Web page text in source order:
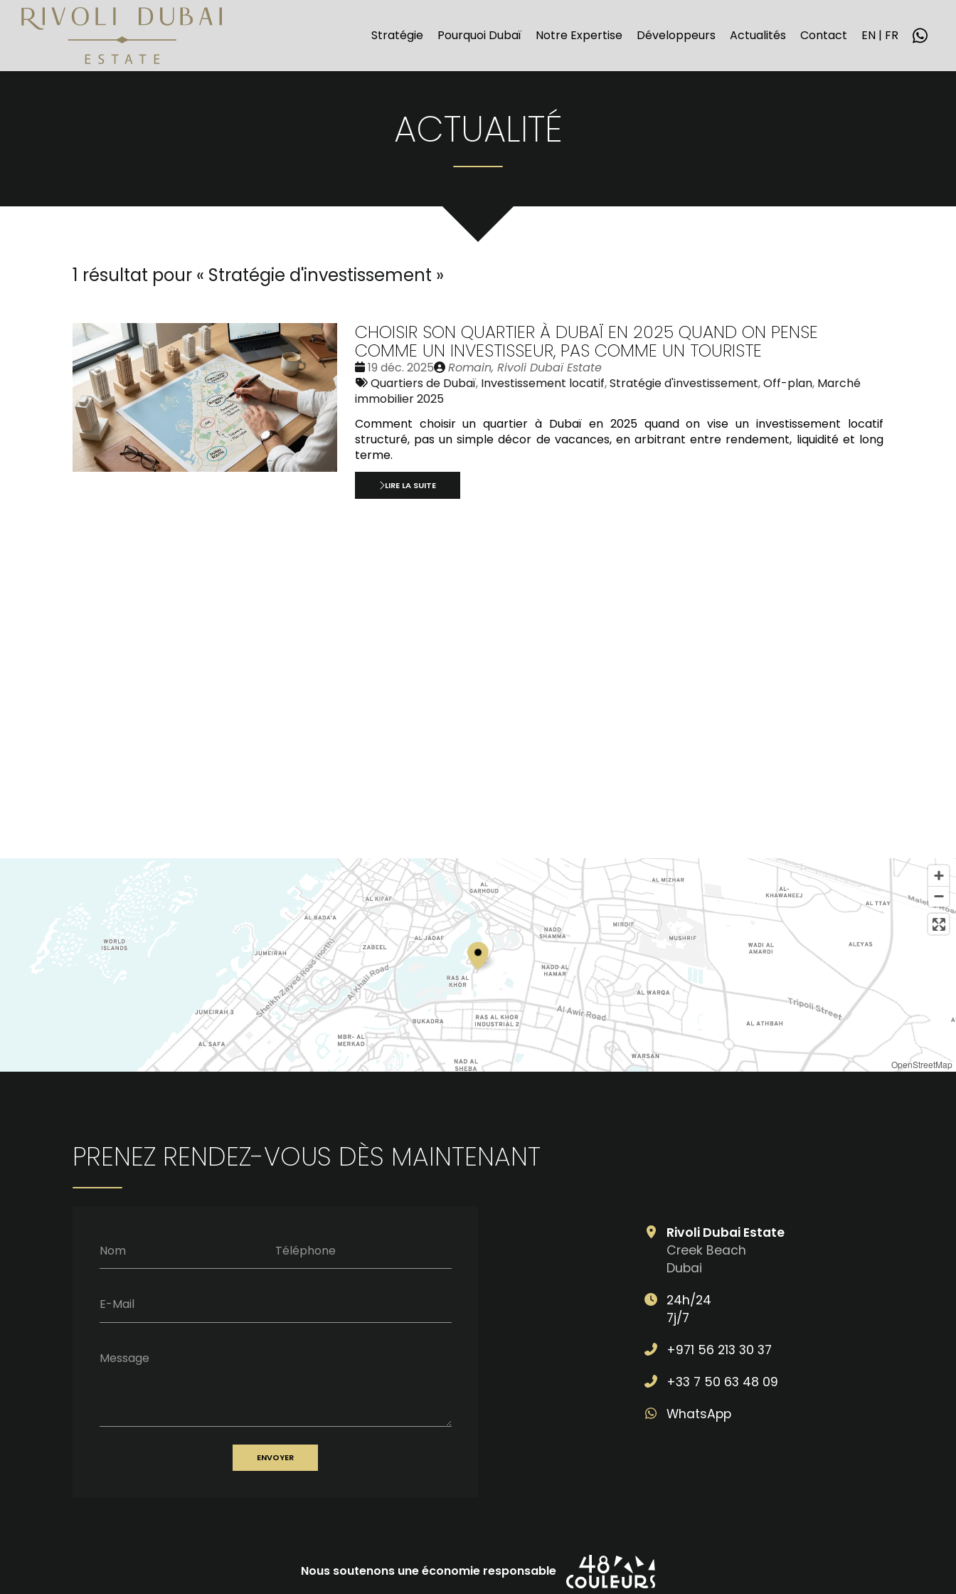
Stratégie Pourquoi Dubaï Notre Expertise Développeurs Actualités Contact EN | FR
ACTUALITÉ
1 résultat pour « Stratégie d'investissement »
CHOISIR SON QUARTIER À DUBAÏ EN 2025 QUAND ON PENSE
COMME UN INVESTISSEUR, PAS COMME UN TOURISTE
Date
:
19 déc. 2025
Publié
par
Romain, Rivoli Dubaï Estate
Tags
:
Quartiers de Dubaï, Investissement locatif,Stratégie d'investissement,Off-plan, Marché
immobilier 2025
Comment choisir un quartier à Dubaï en 2025 quand on vise un investissement locatif
structuré, pas un simple décor de vacances, en arbitrant entre rendement, liquidité et long
terme.
LIRE LA SUITE
OpenStreetMap
PRENEZ RENDEZ-VOUS DÈS MAINTENANT
Nom Téléphone
E-Mail
Message
ENVOYER
Rivoli Dubai Estate
Creek Beach
Dubai
24h/24
7j/7
+971 56 213 30 37
+33 7 50 63 48 09
WhatsApp
Nous soutenons une économie responsable